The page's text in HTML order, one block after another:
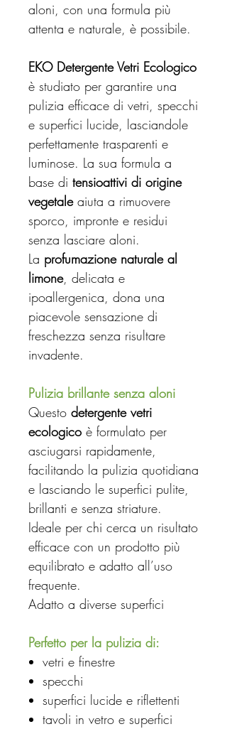
aloni, con una formula più
attenta e naturale, è possibile.
EKO Detergente Vetri Ecologico
è studiato per garantire una
pulizia efficace di vetri, specchi
e superfici lucide, lasciandole
perfettamente trasparenti e
luminose. La sua formula a
base di tensioattivi di origine
vegetaleaiuta a rimuovere
sporco, impronte e residui
senza lasciare aloni.
La profumazione naturale al
limone, delicata e
ipoallergenica, dona una
piacevole sensazione di
freschezza senza risultare
invadente.
Pulizia brillante senza aloni
Questo detergente vetri
ecologico è formulato per
asciugarsi rapidamente,
facilitando la pulizia quotidiana
e lasciando le superfici pulite,
brillanti e senza striature.
Ideale per chi cerca un risultato
efficace con un prodotto più
equilibrato e adatto all’uso
frequente.
Adatto a diverse superfici
Perfetto per la pulizia di:
vetri e finestre
specchi
superfici lucide e riflettenti
tavoli in vetro e superfici